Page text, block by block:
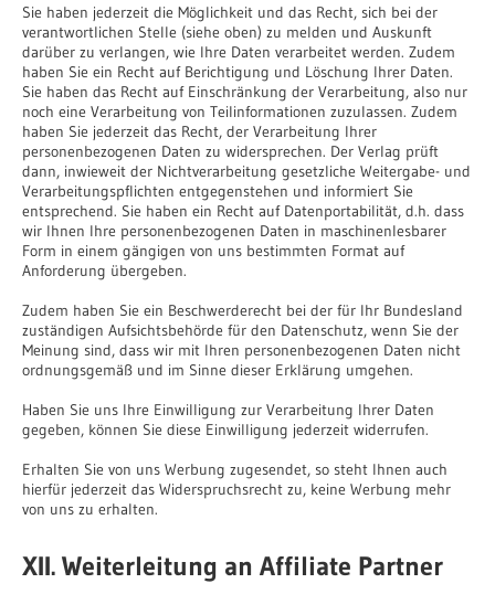
Sie haben jederzeit die Möglichkeit und das Recht, sich bei der
verantwortlichen Stelle (siehe oben) zu melden und Auskunft
darüber zu verlangen, wie Ihre Daten verarbeitet werden. Zudem
haben Sie ein Recht auf Berichtigung und Löschung Ihrer Daten.
Sie haben das Recht auf Einschränkung der Verarbeitung, also nur
noch eine Verarbeitung von Teilinformationen zuzulassen. Zudem
haben Sie jederzeit das Recht, der Verarbeitung Ihrer
personenbezogenen Daten zu widersprechen. Der Verlag prüft
dann, inwieweit der Nichtverarbeitung gesetzliche Weitergabe- und
Verarbeitungspflichten entgegenstehen und informiert Sie
entsprechend. Sie haben ein Recht auf Datenportabilität, d.h. dass
wir Ihnen Ihre personenbezogenen Daten in maschinenlesbarer
Form in einem gängigen von uns bestimmten Format auf
Anforderung übergeben.
Zudem haben Sie ein Beschwerderecht bei der für Ihr Bundesland
zuständigen Aufsichtsbehörde für den Datenschutz, wenn Sie der
Meinung sind, dass wir mit Ihren personenbezogenen Daten nicht
ordnungsgemäß und im Sinne dieser Erklärung umgehen.
Haben Sie uns Ihre Einwilligung zur Verarbeitung Ihrer Daten
gegeben, können Sie diese Einwilligung jederzeit widerrufen.
Erhalten Sie von uns Werbung zugesendet, so steht Ihnen auch
hierfür jederzeit das Widerspruchsrecht zu, keine Werbung mehr
von uns zu erhalten.
XII. Weiterleitung an Affiliate Partner